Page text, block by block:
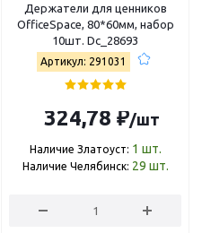
Держатели для ценников
OfficeSpace, 80*60мм, набор
10шт. Dc_28693
Артикул: 291031
324,78 ₽/шт
Наличие Златоуст: 1 шт.
Наличие Челябинск: 29 шт.